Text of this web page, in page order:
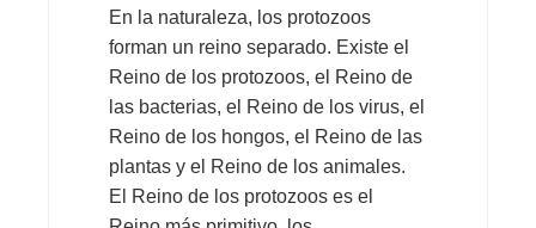
En la naturaleza, los protozoos
forman un reino separado. Existe el
Reino de los protozoos, el Reino de
las bacterias, el Reino de los virus, el
Reino de los hongos, el Reino de las
plantas y el Reino de los animales.
El Reino de los protozoos es el